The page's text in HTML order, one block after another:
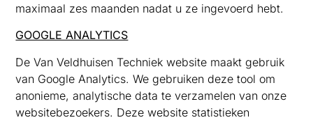
maximaal zes maanden nadat u ze ingevoerd hebt.
GOOGLE ANALYTICS
De Van Veldhuisen Techniek website maakt gebruik
van Google Analytics. We gebruiken deze tool om
anonieme, analytische data te verzamelen van onze
websitebezoekers. Deze website statistieken